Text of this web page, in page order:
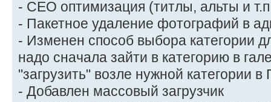
- СЕО оптимизация (титлы, альты и
- Пакетное удаление фотографий в
- Изменен способ выбора категории
надо сначала зайти в категорию в
"загрузить" возле нужной категории в
- Добавлен массовый загрузчик